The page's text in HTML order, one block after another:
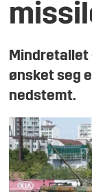
Mindretallet
ønsket seg
nedstemt.